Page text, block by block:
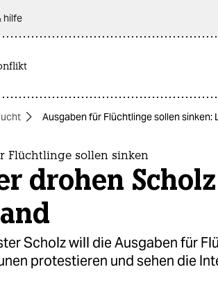
hilfe
Ausgaben für Flüchtlinge sollen
Flüchtlinge sollen sinken
drohen
Scholz will die Ausgaben für
protestieren und sehen die